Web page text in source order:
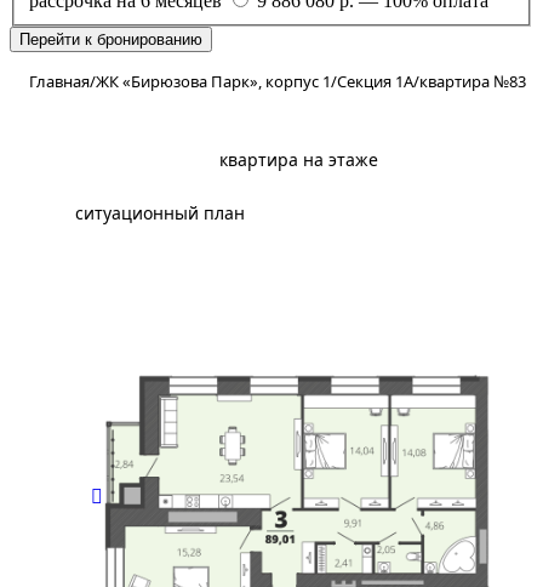
Перейти к бронированию
Главная/ЖК «Бирюзова Парк», корпус 1/Секция 1А/квартира №83
квартира на этаже
ситуационный план